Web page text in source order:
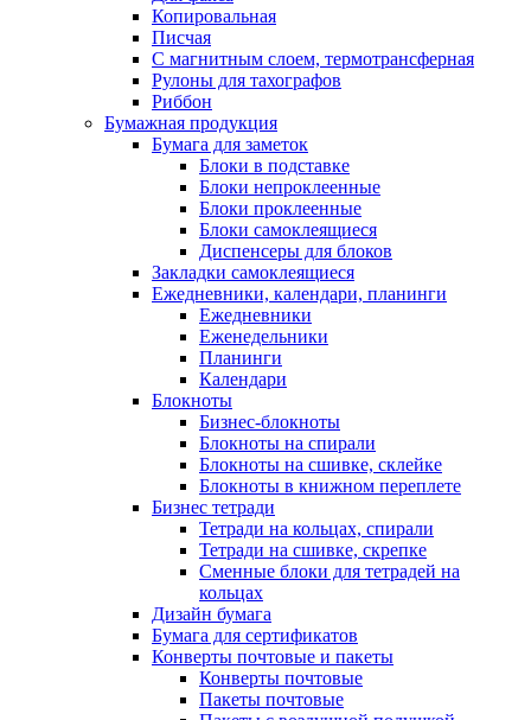
Копировальная
Писчая
С магнитным слоем, термотрансферная
Рулоны для тахографов
Риббон
Бумажная продукция
Бумага для заметок
Блоки в подставке
Блоки непроклеенные
Блоки проклеенные
Блоки самоклеящиеся
Диспенсеры для блоков
Закладки самоклеящиеся
Ежедневники, календари, планинги
Ежедневники
Еженедельники
Планинги
Календари
Блокноты
Бизнес-блокноты
Блокноты на спирали
Блокноты на сшивке, склейке
Блокноты в книжном переплете
Бизнес тетради
Тетради на кольцах, спирали
Тетради на сшивке, скрепке
Сменные блоки для тетрадей на
кольцах
Дизайн бумага
Бумага для сертификатов
Конверты почтовые и пакеты
Конверты почтовые
Пакеты почтовые